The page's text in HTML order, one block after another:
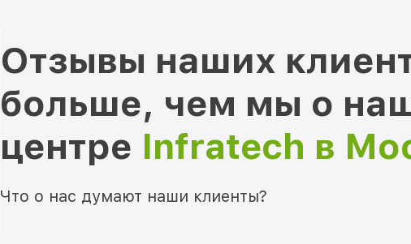
Отзывы наших
больше, чем мы о
центре Infratech в
Что о нас думают наши клиенты?